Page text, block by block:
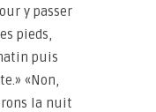
y passer
pieds,
puis
«Non,
la nuit